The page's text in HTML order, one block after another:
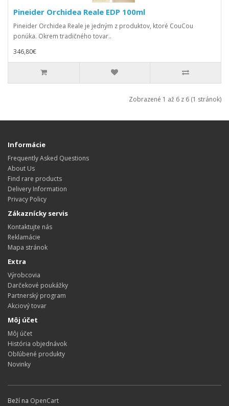
Pineider Orchidea Reale EDP 100ml
Pineider Orchidea Reale je jedným z produktov, ktoré CouCou
ponúka. Okrem tradičného tovar..
346,80€
Zobrazené 1 až 6 z 6 (1 stránok)
Informácie
Frequently Asked Questions
About Us
Find rare products
Delivery Information
Privacy Policy
Zákaznícky servis
Kontaktujte nás
Reklamácie
Mapa stránok
Extra
Výrobcovia
Darčekové poukážky
Partnerský program
Akciový tovar
Môj účet
Môj účet
História objednávok
Obľúbené produkty
Novinky
Beží na OpenCart